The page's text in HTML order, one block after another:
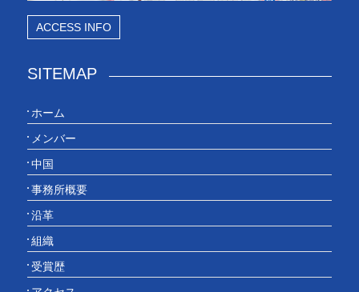
ACCESS INFO
SITEMAP
ホーム
メンバー
中国
事務所概要
沿革
組織
受賞歴